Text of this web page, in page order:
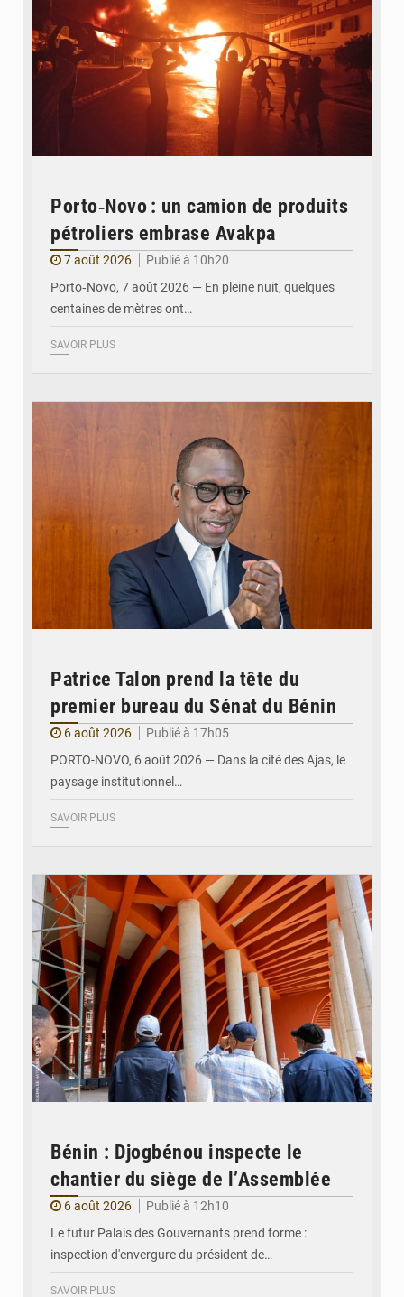
Porto‑Novo : un camion de produits
pétroliers embrase Avakpa
7 août 2026
Publié à 10h20
Porto‑Novo, 7 août 2026 — En pleine nuit, quelques
centaines de mètres ont…
SAVOIR PLUS
Patrice Talon prend la tête du
premier bureau du Sénat du Bénin
6 août 2026
Publié à 17h05
PORTO-NOVO, 6 août 2026 — Dans la cité des Ajas, le
paysage institutionnel…
SAVOIR PLUS
Bénin : Djogbénou inspecte le
chantier du siège de l’Assemblée
6 août 2026
Publié à 12h10
Le futur Palais des Gouvernants prend forme :
inspection d'envergure du président de…
SAVOIR PLUS